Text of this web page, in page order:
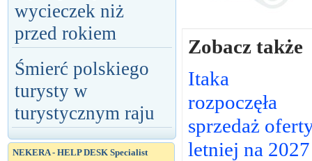
wycieczek niż
przed rokiem
Śmierć polskiego
turysty w
turystycznym raju
NEKERA - HELP DESK Specialist
Zobacz także
Itaka
rozpoczęła
sprzedaż
letniej na 2027